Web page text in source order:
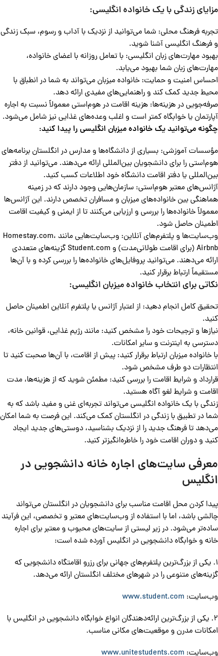
مزایای زندگی با یک خانواده انگلیسی:
تجربه فرهنگ محلی: شما می‌توانید از نزدیک با آداب و رسوم، سبک زندگی
و فرهنگ انگلیسی آشنا شوید.
بهبود مهارت‌های زبان انگلیسی: با تعامل روزانه با اعضای خانواده،
مهارت‌های زبان شما بهبود می‌یابد.
احساس امنیت و حمایت: خانواده میزبان می‌تواند به شما در انطباق با
محیط جدید کمک کند و راهنمایی‌های مفیدی ارائه دهد.
صرفه‌جویی در هزینه‌ها: هزینه اقامت در هوم‌استی معمولاً نسبت به اجاره
آپارتمان یا خوابگاه کمتر است و اغلب وعده‌های غذایی نیز شامل می‌شود.
چگونه می‌توانید یک خانواده میزبان انگلیسی را پیدا کنید:
مؤسسات آموزشی: بسیاری از دانشگاه‌ها و مدارس در انگلستان برنامه‌های
هوم‌استی را برای دانشجویان بین‌المللی ارائه می‌دهند. می‌توانید از دفتر
بین‌المللی یا دفتر اقامت دانشگاه خود اطلاعات کسب کنید.
آژانس‌های معتبر هوم‌استی: سازمان‌هایی وجود دارند که در زمینه
هماهنگی بین خانواده‌های میزبان و مسافران تخصص دارند. این آژانس‌ها
معمولاً خانواده‌ها را بررسی و ارزیابی می‌کنند تا از ایمنی و کیفیت اقامت
اطمینان حاصل شود.
وب‌سایت‌ها و پلتفرم‌های آنلاین: وب‌سایت‌هایی مانند Homestay.com،
Airbnb (برای اقامت طولانی‌مدت) و Student.com گزینه‌های متعددی
ارائه می‌دهند. می‌توانید پروفایل‌های خانواده‌ها را بررسی کرده و با آن‌ها
مستقیماً ارتباط برقرار کنید.
نکاتی برای انتخاب خانواده میزبان انگلیسی:
تحقیق کامل انجام دهید: از اعتبار آژانس یا پلتفرم آنلاین اطمینان حاصل
کنید.
نیازها و ترجیحات خود را مشخص کنید: مانند رژیم غذایی، قوانین خانه،
دسترسی به اینترنت و سایر امکانات.
با خانواده میزبان ارتباط برقرار کنید: پیش از اقامت، با آن‌ها صحبت کنید تا
انتظارات دو طرف مشخص شود.
قرارداد و شرایط اقامت را بررسی کنید: مطمئن شوید که از هزینه‌ها، مدت
اقامت و شرایط لغو آگاه هستید.
زندگی با یک خانواده انگلیسی می‌تواند تجربه‌ای غنی و مفید باشد که به
شما در تطبیق با زندگی در انگلستان کمک می‌کند. این فرصت به شما امکان
می‌دهد تا فرهنگ جدید را از نزدیک بشناسید، دوستی‌های جدید ایجاد
کنید و دوران اقامت خود را خاطره‌انگیزتر کنید.
معرفی سایت‌های اجاره خانه دانشجویی در
انگلیس
پیدا کردن محل اقامت مناسب برای دانشجویان در انگلستان می‌تواند
چالشی باشد، اما با استفاده از وب‌سایت‌های معتبر و تخصصی، این فرآیند
ساده‌تر می‌شود. در زیر لیستی از سایت‌های محبوب و معتبر برای اجاره
خانه و خوابگاه دانشجویی در انگلیس آورده شده است:
1. یکی از بزرگ‌ترین پلتفرم‌های جهانی برای رزرو اقامتگاه دانشجویی که
گزینه‌های متنوعی را در شهرهای مختلف انگلستان ارائه می‌دهد.
وب‌سایت: www.student.com
2. یکی از بزرگ‌ترین ارائه‌دهندگان انواع خوابگاه‌ دانشجویی در انگلیس با
امکانات مدرن و موقعیت‌های مکانی مناسب.
وب‌سایت: www.unitestudents.com